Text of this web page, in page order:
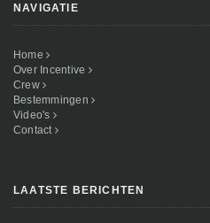
NAVIGATIE
Home
Over Incentive
Crew
Bestemmingen
Video's
Contact
LAATSTE BERICHTEN